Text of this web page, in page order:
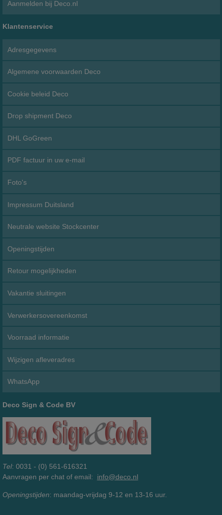
Aanmelden bij Deco.nl
Klantenservice
Adresgegevens
Algemene voorwaarden Deco
Cookie beleid Deco
Drop shipment Deco
DHL GoGreen
PDF factuur in uw e-mail
Foto's
Impressum Duitsland
Neutrale website Stockcenter
Openingstijden
Retour mogelijkheden
Vakantie sluitingen
Verwerkersovereenkomst
Voorraad informatie
Wijzigen afleveradres
WhatsApp
Deco Sign & Code BV
Tel: 0031 - (0) 561-616321
Aanvragen per chat of email: info@deco.nl
Openingstijden: maandag-vrijdag 9-12 en 13-16 uur.